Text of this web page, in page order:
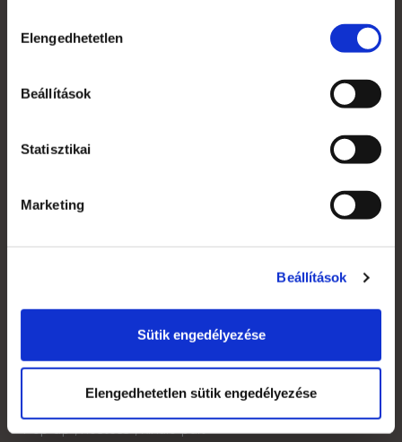
kiválasztása
Elengedhetetlen
Beállítások
Statisztikai
Marketing
Beállítások
Sütik engedélyezése
Elengedhetetlen sütik engedélyezése
Mi az a süti?
Általános Szerződési Feltételek
Rendelés menete
Termékeink
Roll-up, roll-up banner
Pop-up-, hostess-, kínáló pult